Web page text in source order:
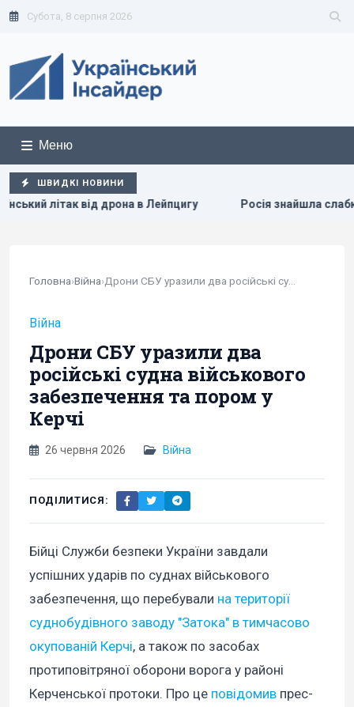
Субота, 8 серпня 2026
Меню
ШВИДКІ НОВИНИ
Лейпцигу Росія знайшла слабке місце української
Головна›Війна›
Війна
Дрони СБУ уразили два
російські судна військового
забезпечення та пором у
Керчі
26 червня 2026 Війна
ПОДІЛИТИСЯ:
Бійці Служби безпеки України завдали
успішних ударів по суднах військового
забезпечення, що перебували на території
суднобудівного заводу "Затока" в тимчасово
окупованій Керчі, а також по засобах
протиповітряної оборони ворога у районі
Керченської протоки. Про це повідомив прес-